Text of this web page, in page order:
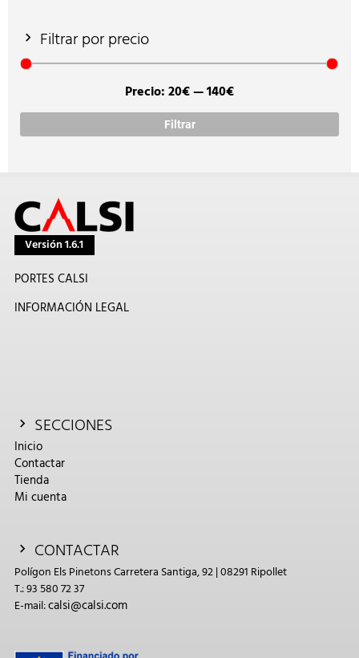
Filtrar por precio
Filtrar
Precio:20€—140€
Versión 1.6.1
PORTES CALSI
INFORMACIÓN LEGAL
SECCIONES
Inicio
Contactar
Tienda
Mi cuenta
CONTACTAR
Polígon Els Pinetons Carretera Santiga, 92 | 08291 Ripollet
T.: 93 580 72 37
E-mail:calsi@calsi.com